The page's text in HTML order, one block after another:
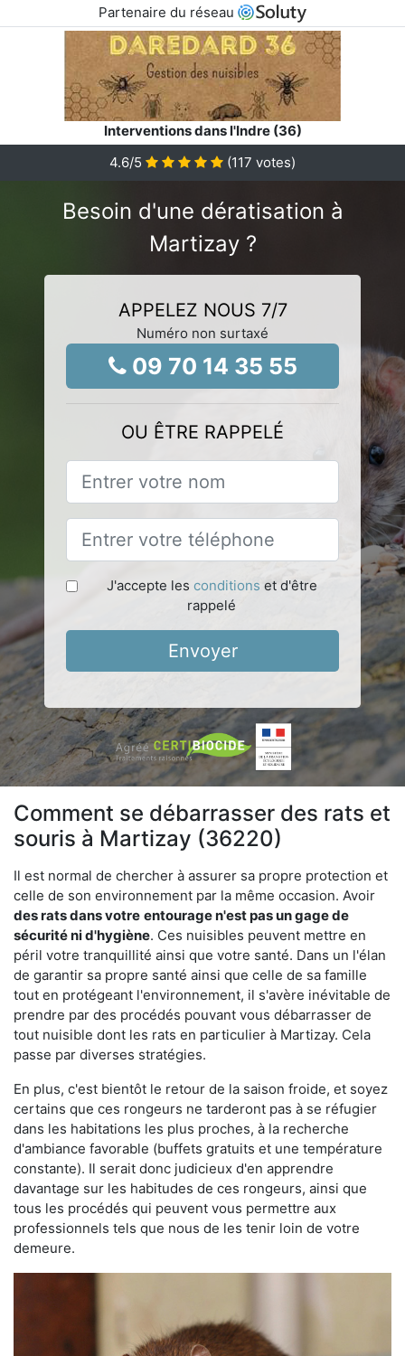
Partenaire du réseau
Interventions dans l'Indre (36)
4.6/5 (117 votes)
Besoin d'une dératisation à
Martizay ?
APPELEZ NOUS 7/7
Numéro non surtaxé
09 70 14 35 55
OU ÊTRE RAPPELÉ
J'accepte les conditions et d'être
rappelé
Envoyer
Comment se débarrasser des rats et
souris à Martizay (36220)
Il est normal de chercher à assurer sa propre protection et
celle de son environnement par la même occasion. Avoir
des rats dans votre entourage n'est pas un gage de
sécurité ni d'hygiène. Ces nuisibles peuvent mettre en
péril votre tranquillité ainsi que votre santé. Dans un l'élan
de garantir sa propre santé ainsi que celle de sa famille
tout en protégeant l'environnement, il s'avère inévitable de
prendre par des procédés pouvant vous débarrasser de
tout nuisible dont les rats en particulier à Martizay. Cela
passe par diverses stratégies.
En plus, c'est bientôt le retour de la saison froide, et soyez
certains que ces rongeurs ne tarderont pas à se réfugier
dans les habitations les plus proches, à la recherche
d'ambiance favorable (buffets gratuits et une température
constante). Il serait donc judicieux d'en apprendre
davantage sur les habitudes de ces rongeurs, ainsi que
tous les procédés qui peuvent vous permettre aux
professionnels tels que nous de les tenir loin de votre
demeure.